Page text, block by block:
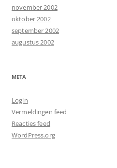
november 2002
oktober 2002
september 2002
augustus 2002
META
Login
Vermeldingen feed
Reacties feed
WordPress.org